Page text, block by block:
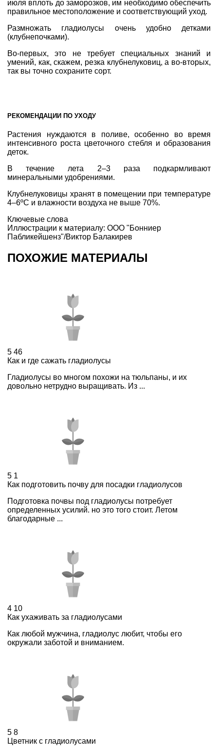
июля вплоть до заморозков, им необходимо обеспечить
правильное местоположение и соответствующий уход.
Размножать гладиолусы очень удобно детками
(клубнепочками).
Во-первых, это не требует специальных знаний и
умений, как, скажем, резка клубнелуковиц, а во-вторых,
так вы точно сохраните сорт.
РЕКОМЕНДАЦИИ ПО УХОДУ
Растения нуждаются в поливе, особенно во время
интенсивного роста цветочного стебля и образования
деток.
В течение лета 2–3 раза подкармливают
минеральными удобрениями.
Клубнелуковицы хранят в помещении при температуре
4–6ºС и влажности воздуха не выше 70%.
Ключевые слова
Иллюстрации к материалу: ООО "Бонниер
Пабликейшенз"/Виктор Балакирев
ПОХОЖИЕ МАТЕРИАЛЫ
5 46
Как и где сажать гладиолусы
Гладиолусы во многом похожи на тюльпаны, и их
довольно нетрудно выращивать. Из ...
5 1
Как подготовить почву для посадки гладиолусов
Подготовка почвы под гладиолусы потребует
определенных усилий. но это того стоит. Летом
благодарные ...
4 10
Как ухаживать за гладиолусами
Как любой мужчина, гладиолус любит, чтобы его
окружали заботой и вниманием.
5 8
Цветник с гладиолусами